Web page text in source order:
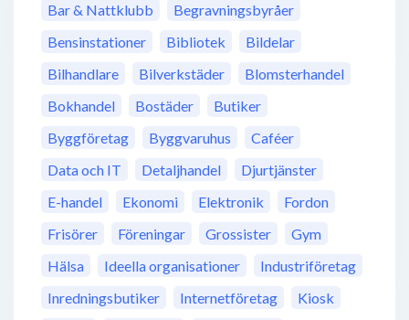
Bar & Nattklubb
Begravningsbyråer
Bensinstationer
Bibliotek
Bildelar
Bilhandlare
Bilverkstäder
Blomsterhandel
Bokhandel
Bostäder
Butiker
Byggföretag
Byggvaruhus
Caféer
Data och IT
Detaljhandel
Djurtjänster
E-handel
Ekonomi Elektronik
Fordon
Frisörer
Föreningar Grossister
Gym
Hälsa
Ideella organisationer
Industriföretag
Inredningsbutiker
Internetföretag
Kiosk